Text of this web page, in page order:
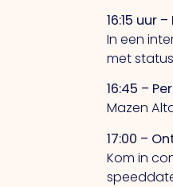
16:15 uur
In een
met
16:45 –
Mazen
17:00 –
Kom in